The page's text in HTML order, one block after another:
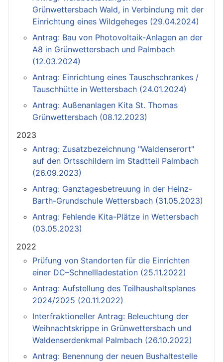
Grünwettersbach Wald, in Verbindung mit der
Einrichtung eines Wildgeheges (29.04.2024)
Antrag: Bau von Photovoltaik-Anlagen an der
A8 in Grünwettersbach und Palmbach
(12.03.2024)
Antrag: Einrichtung eines Tauschschrankes /
Tauschhütte in Wettersbach (24.01.2024)
Antrag: Außenanlagen Kita St. Thomas
Grünwettersbach (08.12.2023)
2023
Antrag: Zusatzbezeichnung "Waldenserort"
auf den Ortsschildern im Stadtteil Palmbach
(26.09.2023)
Antrag: Ganztagesbetreuung in der Heinz-
Barth-Grundschule Wettersbach (31.05.2023)
Antrag: Fehlende Kita-Plätze in Wettersbach
(03.05.2023)
2022
Prüfung von Standorten für die Einrichten
einer DC–Schnellladestation (25.11.2022)
Antrag: Aufstellung des Teilhaushaltsplanes
2024/2025 (20.11.2022)
Interfraktioneller Antrag: Beleuchtung der
Weihnachtskrippe in Grünwettersbach und
Waldenserdenkmal Palmbach (26.10.2022)
Antrag: Benennung der neuen Bushaltestelle